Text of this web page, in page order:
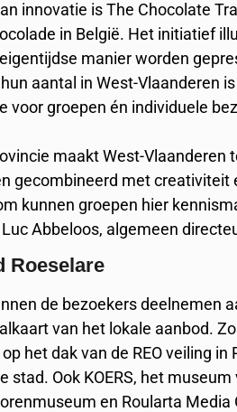
innovatie is The Chocolate
in België. Het initiatief
manier worden
aantal in West-Vlaanderen
voor groepen én individuele
maakt West-
gecombineerd met
kunnen groepen hier
Abbeloos, algemeen
Roeselare
de bezoekers deelnemen
van het lokale aanbod.
het dak van de REO veiling
Ook KOERS, het
en Roularta